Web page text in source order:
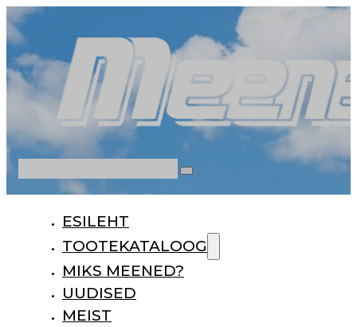
ESILEHT
TOOTEKATALOOG
MIKS MEENED?
UUDISED
MEIST